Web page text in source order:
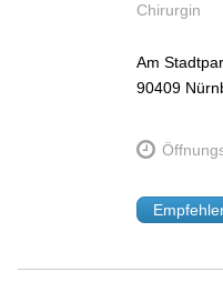
Chirurgin
Am
90409